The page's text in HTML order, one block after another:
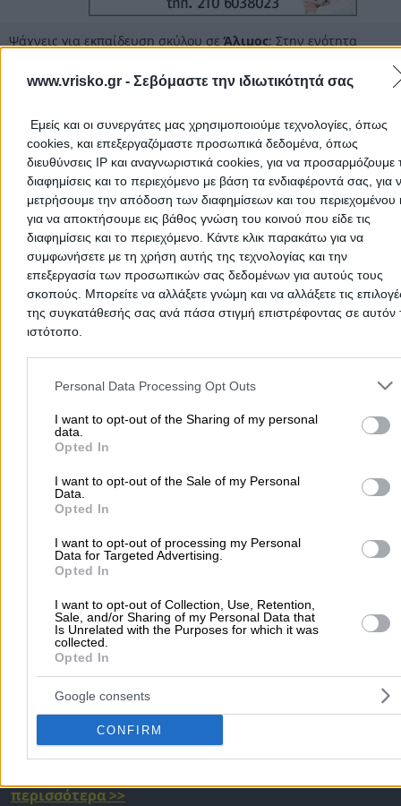
www.vrisko.gr - Σεβόμαστε την ιδιωτικότητά σας
Εμείς και οι συνεργάτες μας χρησιμοποιούμε τεχνολογίες, όπως
cookies, και επεξεργαζόμαστε προσωπικά δεδομένα, όπως
διευθύνσεις IP και αναγνωριστικά cookies, για να προσαρμόζουμε
διαφημίσεις και το περιεχόμενο με βάση τα ενδιαφέροντά σας, για
μετρήσουμε την απόδοση των διαφημίσεων και του περιεχομένου
για να αποκτήσουμε εις βάθος γνώση του κοινού που είδε τις
διαφημίσεις και το περιεχόμενο. Κάντε κλικ παρακάτω για να
συμφωνήσετε με τη χρήση αυτής της τεχνολογίας και την
επεξεργασία των προσωπικών σας δεδομένων για αυτούς τους
σκοπούς. Μπορείτε να αλλάξετε γνώμη και να αλλάξετε τις
της συγκατάθεσής σας ανά πάσα στιγμή επιστρέφοντας σε αυτόν
ιστότοπο.
Please note that this website/app uses one or more Google
and may gather and store information including but not limited to
to Google and its third-party tags to use your data for below
purposes in below Google consent section.
Personal Data Processing Opt Outs
I want to opt-out of the Sharing of my personal
data.
Opted In
I want to opt-out of the Sale of my Personal
Data.
Opted In
I want to opt-out of processing my Personal
Data for Targeted Advertising.
Opted In
I want to opt-out of Collection, Use, Retention,
Sale, and/or Sharing of my Personal Data that
Is Unrelated with the Purposes for which it was
collected.
Opted In
Google consents
CONFIRM
για υιοθετημένους σκύλους από φιλοζωικά σωματεία
καταφύγια αδέσποτων Οργάνωση σεμιναρίων για
φιλόζωους και κυνοφιλικούς συλλόγους.
Ψάχνεις για εκπαίδευση σκύλου σε Άλιμος; Στην ενότητα
τους εκπαιδευτές σκύλων για κάθε ράτσα και ηλικία.
απαραίτητη, ιδίως εάν έχεις ένα μεγαλόσωμο σκύλο.
Ενδιαφέρεσαι για εκπαίδευση υπακοής, ακινησίας, διόρθωση
προβληματικής συμπεριφοράς ή ακόμα και εκπαίδευση
Εδώ θα βρεις όλους τους επαγγελματίες και τα κέντρα που
ειδικεύονται στην εκπαίδευση σκύλων σεΆλιμοςγια να
αυτό που θα καλύψει τις ανάγκες σου.
Η επαγγελματική εμπειρία, η κατάρτιση του προσωπικού και η
γρήγορη εξυπηρέτηση, είναι κάποια από τα βασικά κριτήρια για
επιλογή του κατάλληλου για το μικρό σου φίλο.
Εκπαίδευση Σκύλων Νότια Προάστια
Εκπαίδευση Σκύλων Αττικής
Εκπαίδευση Σκύλων
> Νομός ΑΤΤΙΚΗΣ
Δημοφιλείς Αναζητήσεις
Μετακομίσεις & Μεταφορές Κλειδιά & Κλειδαριές
Ψυχολόγοι
Παιδικοί Σταθμοί
Υδραυλικοί - Υδραυλικές Εγκαταστάσεις
περισσότερα >>
Τοπική Αναζήτηση
Αθήνα Θεσσαλονίκη Πάτρα Λάρισα Ηράκλειο
Περιστέρι Καβάλα Τρίπολη Καλλιθέα
περισσότερα >>